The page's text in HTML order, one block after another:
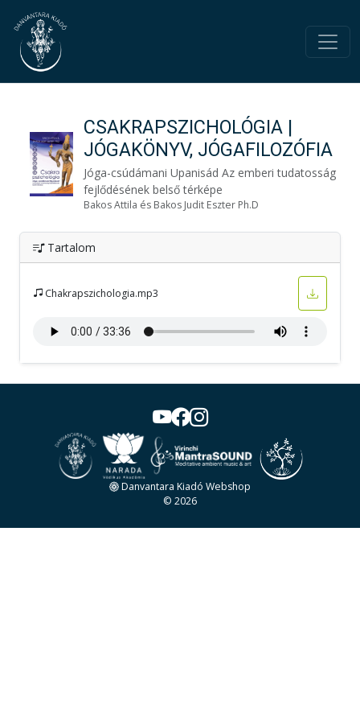
CSAKRAPSZICHOLÓGIA |
JÓGAKÖNYV, JÓGAFILOZÓFIA
Jóga-csúdámani Upanisád Az emberi tudatosság
fejlődésének belső térképe
Bakos Attila és Bakos Judit Eszter Ph.D
Tartalom
Chakrapszichologia.mp3
Danvantara Kiadó Webshop
© 2026